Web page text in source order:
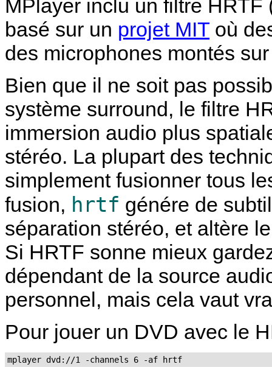
MPlayer inclu un filtre HRTF
basé sur un projet MIT où
des microphones montés
Bien que il ne soit pas
système surround, le filtre
immersion audio plus
stéréo. La plupart des
simplement fusionner tous
fusion, hrtf génére de
séparation stéréo, et altère
Si HRTF sonne mieux
dépendant de la source
personnel, mais cela vaut
Pour jouer un DVD avec le
mplayer dvd://1 -channels 6 -af hrtf